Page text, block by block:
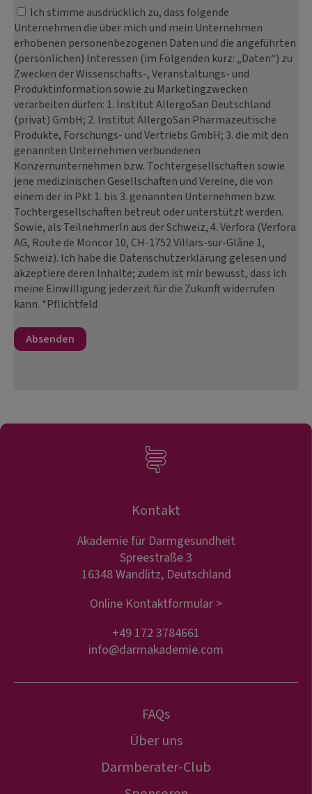
Ich stimme ausdrücklich zu, dass folgende
Unternehmen die über mich und mein Unternehmen
erhobenen personenbezogenen Daten und die angeführten
(persönlichen) Interessen (im Folgenden kurz: „Daten“) zu
Zwecken der Wissenschafts-, Veranstaltungs- und
Produktinformation sowie zu Marketingzwecken
verarbeiten dürfen: 1. Institut AllergoSan Deutschland
(privat) GmbH; 2. Institut AllergoSan Pharmazeutische
Produkte, Forschungs- und Vertriebs GmbH; 3. die mit den
genannten Unternehmen verbundenen
Konzernunternehmen bzw. Tochtergesellschaften sowie
jene medizinischen Gesellschaften und Vereine, die von
einem der in Pkt 1. bis 3. genannten Unternehmen bzw.
Tochtergesellschaften betreut oder unterstützt werden.
Sowie, als TeilnehmerIn aus der Schweiz, 4. Verfora (Verfora
AG, Route de Moncor 10, CH-1752 Villars-sur-Glâne 1,
Schweiz). Ich habe die Datenschutzerklärung gelesen und
akzeptiere deren Inhalte; zudem ist mir bewusst, dass ich
meine Einwilligung jederzeit für die Zukunft widerrufen
kann. *Pflichtfeld
Kontakt
Akademie für Darmgesundheit
Spreestraße 3
16348 Wandlitz, Deutschland
Online Kontaktformular >
+49 172 3784661
info@darmakademie.com
FAQs
Über uns
Darmberater-Club